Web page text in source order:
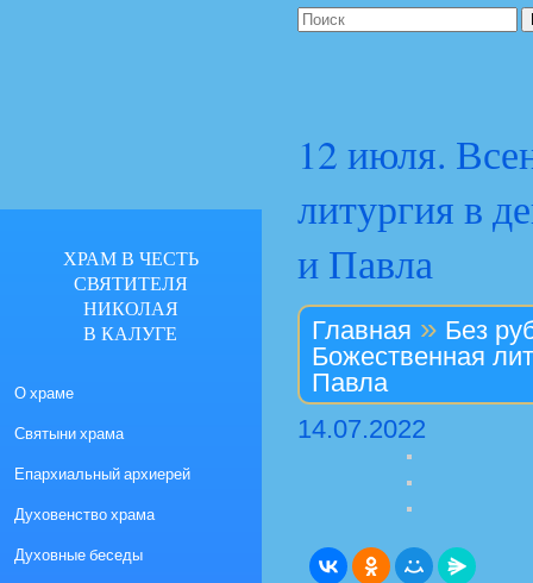
12 июля.
литургия в
и Павла
Главная » Без
Божественная
Павла
14.07.2022
ХРАМ В ЧЕСТЬ
СВЯТИТЕЛЯ
НИКОЛАЯ
В КАЛУГЕ
О храме
Святыни храма
Епархиальный архиерей
Духовенство храма
Духовные беседы